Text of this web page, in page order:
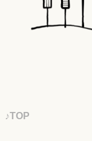
♪TOP